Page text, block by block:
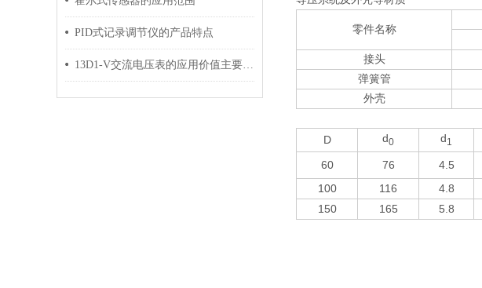
PID式记录调节仪的产品特点
13D1-V交流电压表的应用价值主要体现在以下几个方面
零件名称
接头
弹簧管
外壳
D d0 d1
60
76 4.5
100
116 4.8
150 165 5.8